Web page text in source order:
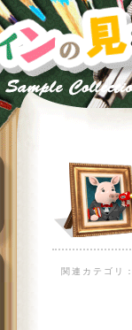
関連カテゴリ：